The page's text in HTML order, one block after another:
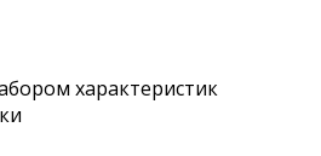
характеристик